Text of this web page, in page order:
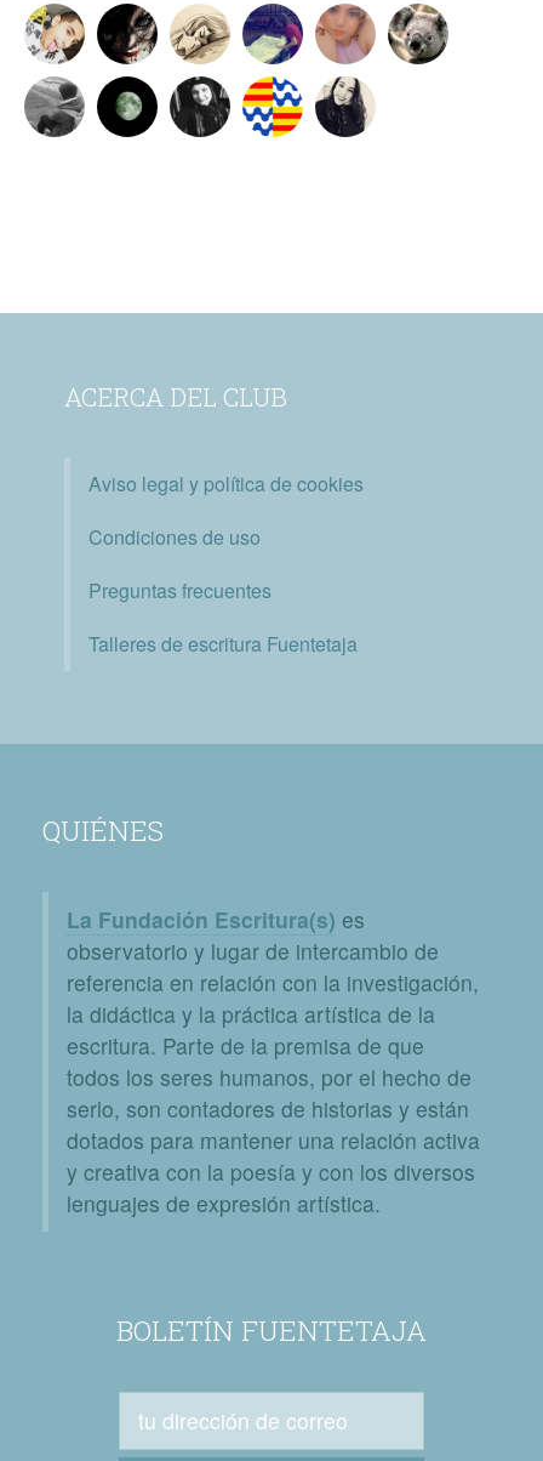
ACERCA DEL CLUB
Aviso legal y política de cookies
Condiciones de uso
Preguntas frecuentes
Talleres de escritura Fuentetaja
QUIÉNES
La Fundación Escritura(s) es
observatorio y lugar de intercambio de
referencia en relación con la investigación,
la didáctica y la práctica artística de la
escritura. Parte de la premisa de que
todos los seres humanos, por el hecho de
serlo, son contadores de historias y están
dotados para mantener una relación activa
y creativa con la poesía y con los diversos
lenguajes de expresión artística.
BOLETÍN FUENTETAJA